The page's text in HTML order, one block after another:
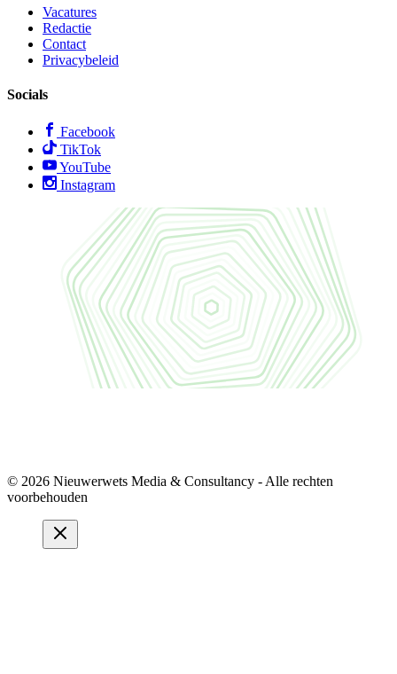
Vacatures
Redactie
Contact
Privacybeleid
Socials
Facebook
TikTok
YouTube
Instagram
© 2026 Nieuwerwets Media & Consultancy - Alle rechten
voorbehouden